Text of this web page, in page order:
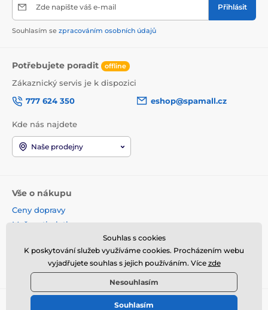
Zde napište váš e-mail Přihlásit
Souhlasím se zpracováním osobních údajů
Potřebujete poradit offline
Zákaznický servis je k dispozici
777 624 350
eshop@spamall.cz
Kde nás najdete
Naše prodejny
Vše o nákupu
Ceny dopravy
Možnosti platby
Reklamace a vrácení
Věrnostní program
© 2026 www.spamall.cz ⦁ E-shop vytvořila
Souhlas s cookies
K poskytování služeb využíváme cookies. Procházením webu
vyjadřujete souhlas s jejich používáním. Více zde
Nesouhlasím
Souhlasím